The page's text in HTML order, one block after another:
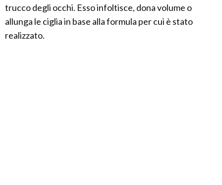
trucco degli occhi. Esso infoltisce, dona volume o
allunga le ciglia in base alla formula per cui è stato
realizzato.